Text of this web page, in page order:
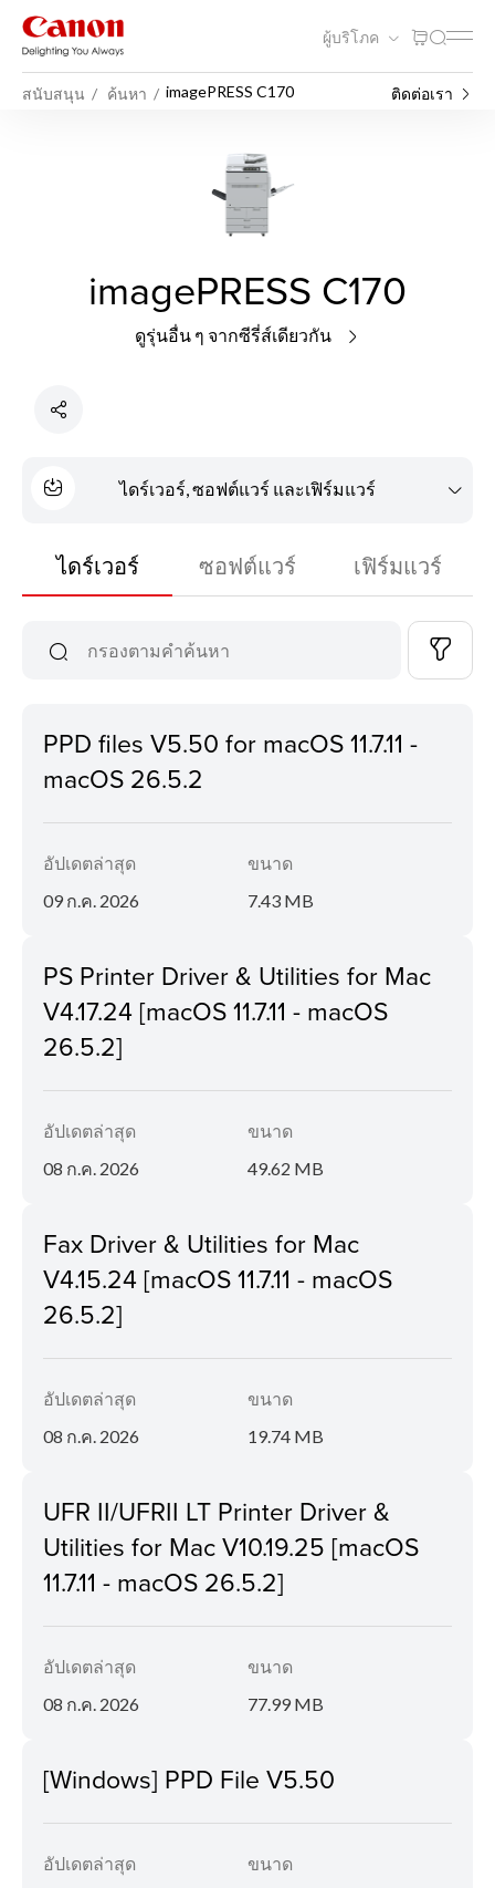
ผู้บริโภค
สนับสนุน ค้นหา imagePRESS C170 ติดต่อเรา
imagePRESS C170
ดูรุ่นอื่น ๆ จากซีรี่ส์เดียวกัน
ไดร์เวอร์, ซอฟต์แวร์ และเฟิร์มแวร์
ไดร์เวอร์ ซอฟต์แวร์ เฟิร์มแวร์
PPD files V5.50 for macOS 11.7.11 -
macOS 26.5.2
อัปเดตล่าสุด
09 ก.ค. 2026
ขนาด
7.43 MB
PS Printer Driver & Utilities for Mac
V4.17.24 [macOS 11.7.11 - macOS
26.5.2]
อัปเดตล่าสุด
08 ก.ค. 2026
ขนาด
49.62 MB
Fax Driver & Utilities for Mac
V4.15.24 [macOS 11.7.11 - macOS
26.5.2]
อัปเดตล่าสุด
08 ก.ค. 2026
ขนาด
19.74 MB
UFR II/UFRII LT Printer Driver &
Utilities for Mac V10.19.25 [macOS
11.7.11 - macOS 26.5.2]
อัปเดตล่าสุด
08 ก.ค. 2026
ขนาด
77.99 MB
[Windows] PPD File V5.50
อัปเดตล่าสุด
ขนาด